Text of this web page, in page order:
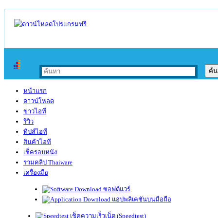
หน้าแรก
ดาวน์โหลด
ข่าวไอที
รีวิว
ทิปส์ไอที
สินค้าไอที
เช็ครอบหนัง
รวมคลิป Thaiware
เครื่องมือ
ซอฟต์แวร์
แอปพลิเคชันบนมือถือ
เช็คความเร็วเน็ต (Speedtest)